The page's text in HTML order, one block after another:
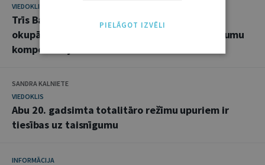
VIEDOKLIS
Trīs Baltijas valstu skatījums uz padomju
okupāciju un tiesībām prasīt nodarīto zaudējumu
kompensāciju
SANDRA KALNIETE
VIEDOKLIS
Abu 20. gadsimta totalitāro režīmu upuriem ir
tiesības uz taisnīgumu
INFORMĀCIJA
PIELĀGOT IZVĒLI